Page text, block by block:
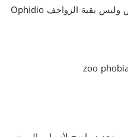
18- الخوف من الأفاعي بشكل خاص وليس بقية الزواحف Ophidio